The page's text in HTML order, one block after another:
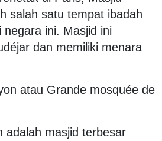
salah satu tempat ibadah
ini. Masjid ini
dan memiliki menara
atau Grande mosquée de
adalah masjid terbesar